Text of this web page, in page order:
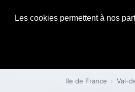
Les cookies permettent à nos
Ile de France › Val-